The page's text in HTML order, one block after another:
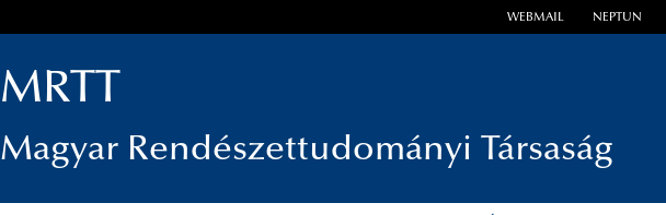
WEBMAIL NEPTUN
MRTT
Magyar Rendészettudományi Társaság